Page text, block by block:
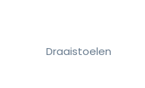
Draaistoelen